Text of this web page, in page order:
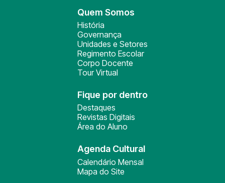
Quem Somos
História
Governança
Unidades e Setores
Regimento Escolar
Corpo Docente
Tour Virtual
Fique por dentro
Destaques
Revistas Digitais
Área do Aluno
Agenda Cultural
Calendário Mensal
Mapa do Site